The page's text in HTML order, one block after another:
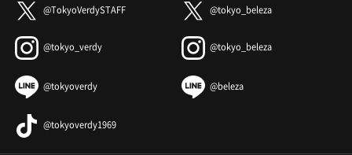
@TokyoVerdySTAFF @tokyo_beleza
@tokyo_verdy @tokyo_beleza
@tokyoverdy @beleza
@tokyoverdy1969